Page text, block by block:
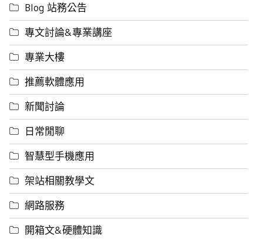
Blog 站務公告
專文討論&專業講座
專業大樓
推薦軟體應用
新聞討論
日常閒聊
智慧型手機應用
架站相關教學文
網路服務
開箱文&硬體知識